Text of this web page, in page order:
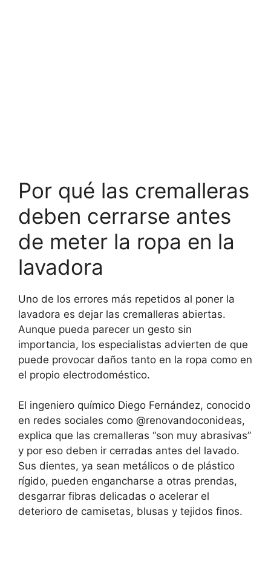
Por qué las cremalleras
deben cerrarse antes
de meter la ropa en la
lavadora
Uno de los errores más repetidos al poner la
lavadora es dejar las cremalleras abiertas.
Aunque pueda parecer un gesto sin
importancia, los especialistas advierten de que
puede provocar daños tanto en la ropa como en
el propio electrodoméstico.
El ingeniero químico Diego Fernández, conocido
en redes sociales como @renovandoconideas,
explica que las cremalleras “son muy abrasivas”
y por eso deben ir cerradas antes del lavado.
Sus dientes, ya sean metálicos o de plástico
rígido, pueden engancharse a otras prendas,
desgarrar fibras delicadas o acelerar el
deterioro de camisetas, blusas y tejidos finos.